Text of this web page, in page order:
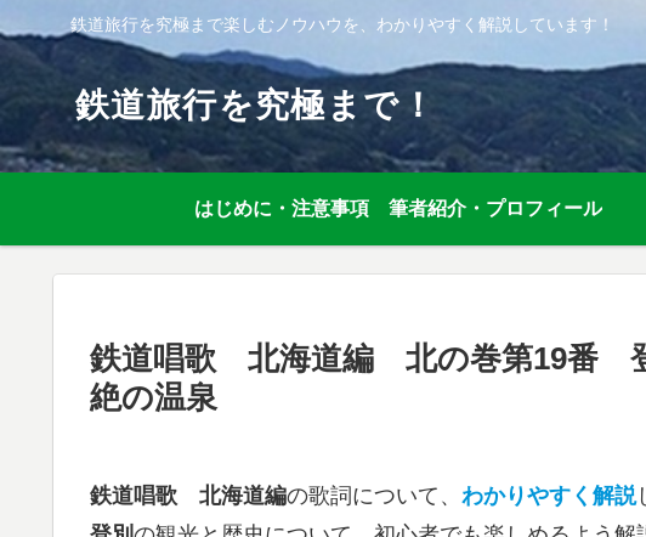
鉄道旅行を究極まで楽しむノウハウを、わかりやすく解説しています！
鉄道旅行を究極まで！
はじめに・注意事項 筆者紹介・プロフィール
鉄道唱歌 北海道編 北の巻第19番
絶の温泉
鉄道唱歌 北海道編の歌詞について、 わかりやすく解説